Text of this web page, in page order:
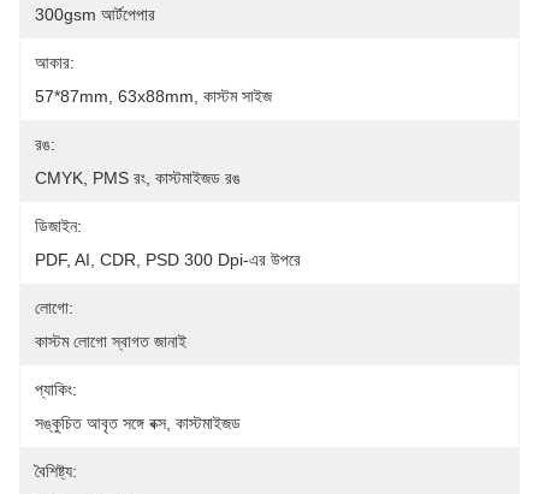
300gsm আর্টপেপার
আকার:
57*87mm, 63x88mm, কাস্টম সাইজ
রঙ:
CMYK, PMS রং, কাস্টমাইজড রঙ
ডিজাইন:
PDF, AI, CDR, PSD 300 Dpi-এর উপরে
লোগো:
কাস্টম লোগো স্বাগত জানাই
প্যাকিং:
সঙ্কুচিত আবৃত সঙ্গে বক্স, কাস্টমাইজড
বৈশিষ্ট্য: